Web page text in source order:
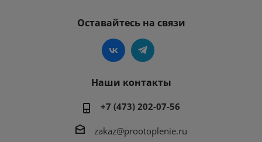
Оставайтесь на связи
Наши контакты
+7 (473) 202-07-56
zakaz@prootoplenie.ru